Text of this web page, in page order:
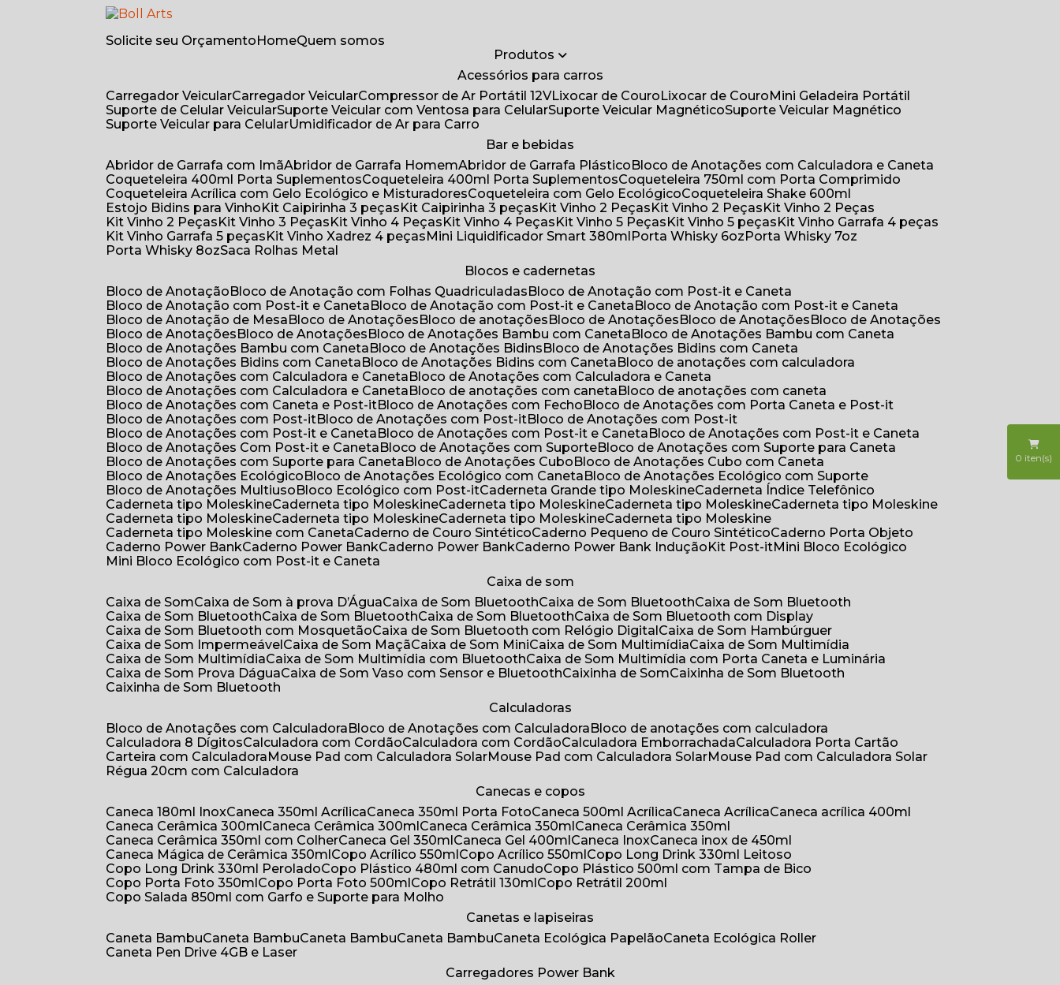
Solicite seu Orçamento Home
Quem somos
Produtos
Acessórios para carros
Carregador Veicular
Carregador Veicular Compressor de Ar Portátil 12V Lixocar de Couro Lixocar de Couro
Mini Geladeira Portátil
Suporte de Celular Veicular Suporte Veicular com Ventosa para Celular Suporte Veicular Magnético
Suporte Veicular Magnético
Suporte Veicular para Celular
Umidificador de Ar para Carro
Bar e bebidas
Abridor de Garrafa com Imã
Abridor de Garrafa Homem Abridor de Garrafa Plástico
Bloco de Anotações com Calculadora e Caneta
Coqueteleira 400ml Porta Suplementos
Coqueteleira 400ml Porta Suplementos
Coqueteleira 750ml com Porta Comprimido
Coqueteleira Acrílica com Gelo Ecológico e Misturadores
Coqueteleira com Gelo Ecológico
Coqueteleira Shake 600ml
Estojo Bidins para Vinho
Kit Caipirinha 3 peças Kit Caipirinha 3 peças Kit Vinho 2 Peças Kit Vinho 2 Peças
Kit Vinho 2 Peças
Kit Vinho 2 Peças
Kit Vinho 3 Peças Kit Vinho 4 Peças Kit Vinho 4 Peças Kit Vinho 5 Peças Kit Vinho 5 peças
Kit Vinho Garrafa 4 peças
Kit Vinho Garrafa 5 peças
Kit Vinho Xadrez 4 peças Mini Liquidificador Smart 380ml Porta Whisky 6oz
Porta Whisky 7oz
Porta Whisky 8oz
Saca Rolhas Metal
Blocos e cadernetas
Bloco de Anotação
Bloco de Anotação com Folhas Quadriculadas
Bloco de Anotação com Post-it e Caneta
Bloco de Anotação com Post-it e Caneta
Bloco de Anotação com Post-it e Caneta
Bloco de Anotação com Post-it e Caneta
Bloco de Anotação de Mesa
Bloco de Anotações Bloco de anotações Bloco de Anotações Bloco de Anotações
Bloco de Anotações
Bloco de Anotações
Bloco de Anotações Bloco de Anotações Bambu com Caneta
Bloco de Anotações Bambu com Caneta
Bloco de Anotações Bambu com Caneta
Bloco de Anotações Bidins
Bloco de Anotações Bidins com Caneta
Bloco de Anotações Bidins com Caneta
Bloco de Anotações Bidins com Caneta
Bloco de anotações com calculadora
Bloco de Anotações com Calculadora e Caneta
Bloco de Anotações com Calculadora e Caneta
Bloco de Anotações com Calculadora e Caneta
Bloco de anotações com caneta
Bloco de anotações com caneta
Bloco de Anotações com Caneta e Post-it
Bloco de Anotações com Fecho
Bloco de Anotações com Porta Caneta e Post-it
Bloco de Anotações com Post-it
Bloco de Anotações com Post-it
Bloco de Anotações com Post-it
Bloco de Anotações com Post-it e Caneta
Bloco de Anotações com Post-it e Caneta
Bloco de Anotações com Post-it e Caneta
Bloco de Anotações Com Post-it e Caneta
Bloco de Anotações com Suporte
Bloco de Anotações com Suporte para Caneta
Bloco de Anotações com Suporte para Caneta
Bloco de Anotações Cubo
Bloco de Anotações Cubo com Caneta
Bloco de Anotações Ecológico
Bloco de Anotações Ecológico com Caneta
Bloco de Anotações Ecológico com Suporte
Bloco de Anotações Multiuso
Bloco Ecológico com Post-it Caderneta Grande tipo Moleskine
Caderneta Índice Telefônico
Caderneta tipo Moleskine
Caderneta tipo Moleskine Caderneta tipo Moleskine Caderneta tipo Moleskine
Caderneta tipo Moleskine
Caderneta tipo Moleskine
Caderneta tipo Moleskine Caderneta tipo Moleskine
Caderneta tipo Moleskine
Caderneta tipo Moleskine com Caneta
Caderno de Couro Sintético Caderno Pequeno de Couro Sintético
Caderno Porta Objeto
Caderno Power Bank
Caderno Power Bank Caderno Power Bank Caderno Power Bank Indução Kit Post-it
Mini Bloco Ecológico
Mini Bloco Ecológico com Post-it e Caneta
Caixa de som
Caixa de Som
Caixa de Som à prova D’Água Caixa de Som Bluetooth Caixa de Som Bluetooth
Caixa de Som Bluetooth
Caixa de Som Bluetooth
Caixa de Som Bluetooth Caixa de Som Bluetooth
Caixa de Som Bluetooth com Display
Caixa de Som Bluetooth com Mosquetão
Caixa de Som Bluetooth com Relógio Digital
Caixa de Som Hambúrguer
Caixa de Som Impermeável
Caixa de Som Maçã Caixa de Som Mini Caixa de Som Multimídia
Caixa de Som Multimídia
Caixa de Som Multimídia
Caixa de Som Multimídia com Bluetooth
Caixa de Som Multimídia com Porta Caneta e Luminária
Caixa de Som Prova Dágua
Caixa de Som Vaso com Sensor e Bluetooth Caixinha de Som
Caixinha de Som Bluetooth
Caixinha de Som Bluetooth
Calculadoras
Bloco de Anotações com Calculadora
Bloco de Anotações com Calculadora
Bloco de anotações com calculadora
Calculadora 8 Dígitos
Calculadora com Cordão Calculadora com Cordão Calculadora Emborrachada
Calculadora Porta Cartão
Carteira com Calculadora
Mouse Pad com Calculadora Solar Mouse Pad com Calculadora Solar
Mouse Pad com Calculadora Solar
Régua 20cm com Calculadora
Canecas e copos
Caneca 180ml Inox
Caneca 350ml Acrílica Caneca 350ml Porta Foto Caneca 500ml Acrílica Caneca Acrílica
Caneca acrílica 400ml
Caneca Cerâmica 300ml
Caneca Cerâmica 300ml Caneca Cerâmica 350ml
Caneca Cerâmica 350ml
Caneca Cerâmica 350ml com Colher
Caneca Gel 350ml Caneca Gel 400ml Caneca Inox
Caneca inox de 450ml
Caneca Mágica de Cerâmica 350ml
Copo Acrílico 550ml Copo Acrílico 550ml
Copo Long Drink 330ml Leitoso
Copo Long Drink 330ml Perolado
Copo Plástico 480ml com Canudo
Copo Plástico 500ml com Tampa de Bico
Copo Porta Foto 350ml
Copo Porta Foto 500ml Copo Retrátil 130ml
Copo Retrátil 200ml
Copo Salada 850ml com Garfo e Suporte para Molho
Canetas e lapiseiras
Caneta Bambu
Caneta Bambu Caneta Bambu Caneta Bambu Caneta Ecológica Papelão
Caneta Ecológica Roller
Caneta Pen Drive 4GB e Laser
Carregadores Power Bank
0 iten(s)